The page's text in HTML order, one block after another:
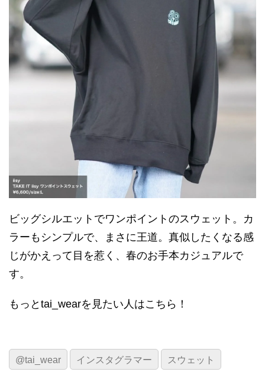
ビッグシルエットでワンポイントのスウェット。カ
ラーもシンプルで、まさに王道。真似したくなる感
じがかえって目を惹く、春のお手本カジュアルで
す。
もっとtai_wearを見たい人はこちら！
@tai_wear インスタグラマー スウェット